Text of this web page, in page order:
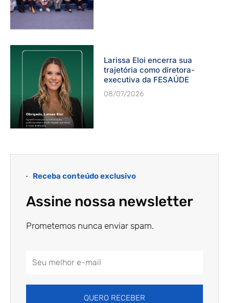
Larissa Eloi encerra sua
trajetória como diretora-
executiva da FESAÚDE
08/07/2026
Receba conteúdo exclusivo
Assine nossa newsletter
Prometemos nunca enviar spam.
QUERO RECEBER